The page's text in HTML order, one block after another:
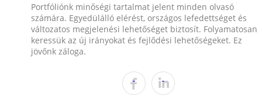
Portfóliónk minőségi tartalmat jelent minden olvasó
számára. Egyedülálló elérést, országos lefedettséget és
változatos megjelenési lehetőséget biztosít. Folyamatosan
keressük az új irányokat és fejlődési lehetőségeket. Ez
jövőnk záloga.